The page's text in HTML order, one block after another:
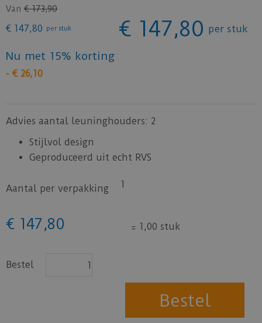
Van € 173,90
€ 147,80 per stuk € 147,80 per stuk
Nu met 15% korting
- € 26,10
Advies aantal leuninghouders: 2
Stijlvol design
Geproduceerd uit echt RVS
Aantal per verpakking 1
€ 147,80 = 1,00 stuk
Bestel